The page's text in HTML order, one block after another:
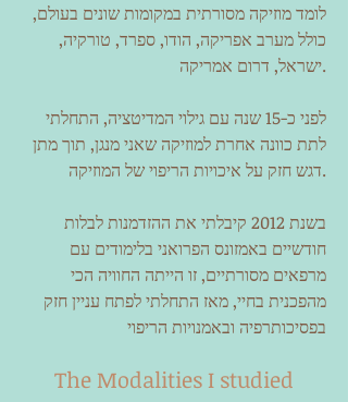
לומד מוזיקה מסורתית במקומות שונים בעולם,
כולל מערב אפריקה, הודו, ספרד, טורקיה,
ישראל, דרום אמריקה.
לפני כ-15 שנה עם גילוי המדיטציה, התחלתי
לתת כוונה אחרת למוזיקה שאני מנגן, תוך מתן
דגש חזק על איכויות הריפוי של המוזיקה.
בשנת 2012 קיבלתי את ההזדמנות לבלות
חודשיים באמזונס הפרואני בלימודים עם
מרפאים מסורתיים, זו הייתה החוויה הכי
מהפכנית בחיי, מאז התחלתי לפתח עניין חזק
בפסיכותרפיה ובאמנויות הריפוי
The Modalities I studied